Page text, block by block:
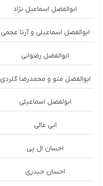
ابوالفضل اسماعیل نژاد
ابوالفضل اسماعیلی و آرتا عجمی
ابوالفضل رضوانی
ابوالفضل متو و محمدرضا گلردی
ابولفضل اسماعیلی
ابی عالی
احسان ال پی
احسان حیدری